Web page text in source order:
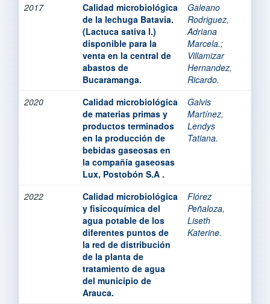
2017
Calidad microbiológica
de la lechuga Batavia.
(Lactuca sativa l.)
disponible para la
venta en la central de
abastos de
Bucaramanga.
Galeano
Rodriguez,
Adriana
Marcela.;
Villamizar
Hernandez,
Ricardo.
2020
Calidad microbiológica
de materias primas y
productos terminados
en la producción de
bebidas gaseosas en
la compañía gaseosas
Lux, Postobón S.A .
Galvis
Martínez,
Lendys
Tatiana.
2022
Calidad microbiológica
y fisicoquímica del
agua potable de los
diferentes puntos de
la red de distribución
de la planta de
tratamiento de agua
del municipio de
Arauca.
Flórez
Peñaloza,
Liseth
Katerine.